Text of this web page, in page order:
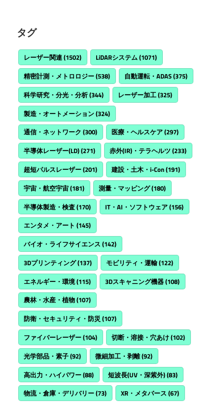
タグ
レーザー関連(1502) LiDARシステム(1071)
精密計測・メトロロジー(538) 自動運転・ADAS(375)
科学研究・分光・分析(344) レーザー加工(325)
製造・オートメーション(324)
通信・ネットワーク (300) 医療・ヘルスケア(297)
半導体レーザー(LD)(271) 赤外(IR)・テラヘルツ (233)
超短パルスレーザー(201) 建設・土木・i-Con(191)
宇宙・航空宇宙(181) 測量・マッピング(180)
半導体製造・検査(170) IT・AI・ソフトウェア(156)
エンタメ・アート (145)
バイオ・ライフサイエンス (142)
3Dプリンティング(137) モビリティ・運輸(122)
エネルギー・環境(115) 3Dスキャニング機器(108)
農林・水産・植物(107)
防衛・セキュリティ・防災(107)
ファイバーレーザー(104) 切断・溶接・穴あけ(102)
光学部品・素子(92) 微細加工・剥離(92)
高出力・ハイパワー(88) 短波長(UV・深紫外)(83)
物流・倉庫・デリバリー(73) XR・メタバース (67)